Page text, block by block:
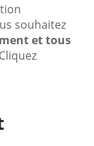
souhaitez
et tous